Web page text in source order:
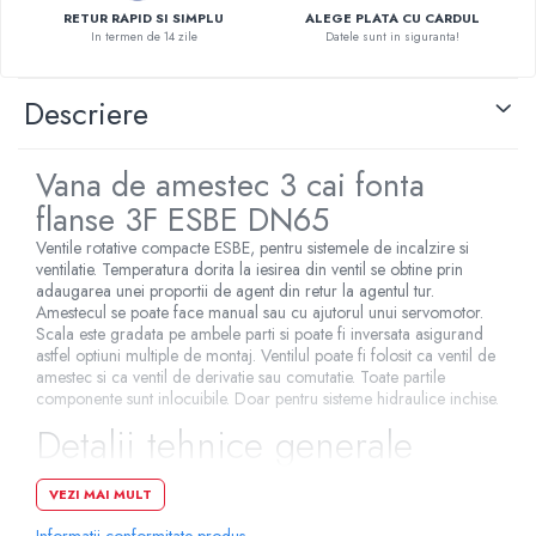
Pompe de caldura
RETUR RAPID SI SIMPLU
In termen de 14 zile
ALEGE PLATA CU CARDUL
Datele sunt in siguranta!
Descriere
Vana de amestec 3 cai fonta
flanse 3F ESBE DN65
Ventile rotative compacte ESBE, pentru sistemele de incalzire si
ventilatie. Temperatura dorita la iesirea din ventil se obtine prin
adaugarea unei proportii de agent din retur la agentul tur.
Amestecul se poate face manual sau cu ajutorul unui servomotor.
Scala este gradata pe ambele parti si poate fi inversata asigurand
astfel optiuni multiple de montaj. Ventilul poate fi folosit ca ventil de
amestec si ca ventil de derivatie sau comutatie. Toate partile
componente sunt inlocuibile. Doar pentru sisteme hidraulice inchise.
Detalii tehnice generale
ventil de amestec cu 3 cai
VEZI MAI MULT